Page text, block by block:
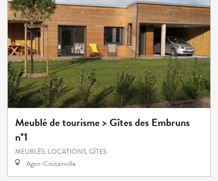
Meublé de tourisme > Gîtes des Embruns
n°1
MEUBLÉS, LOCATIONS, GÎTES
Agon-Coutainville